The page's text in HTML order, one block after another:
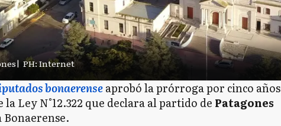
| PH: Internet
bonaerenseaprobó la prórroga por cinco años
la Ley N°12.322 que declara al partido de Patagones
Bonaerense.